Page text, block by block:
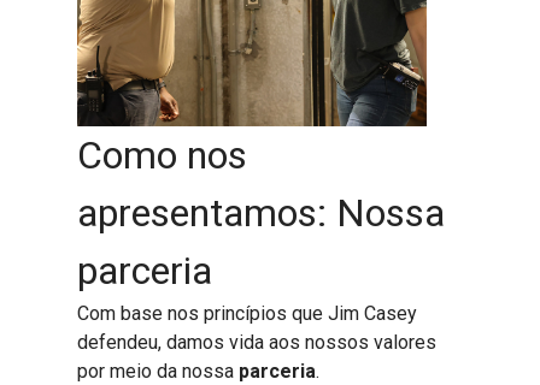
Como nos
apresentamos: Nossa
parceria
Com base nos princípios que Jim Casey
defendeu, damos vida aos nossos valores
por meio da nossa parceria.